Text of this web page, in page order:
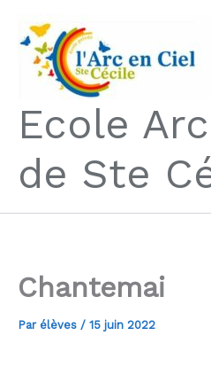
contenu
Ecole
de Ste
Chantemai
Par élèves / 15 juin 2022